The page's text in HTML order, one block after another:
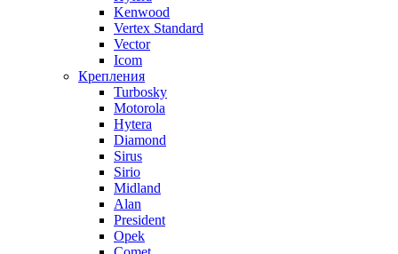
Kenwood
Vertex Standard
Vector
Icom
Крепления
Turbosky
Motorola
Hytera
Diamond
Sirus
Sirio
Midland
Alan
President
Opek